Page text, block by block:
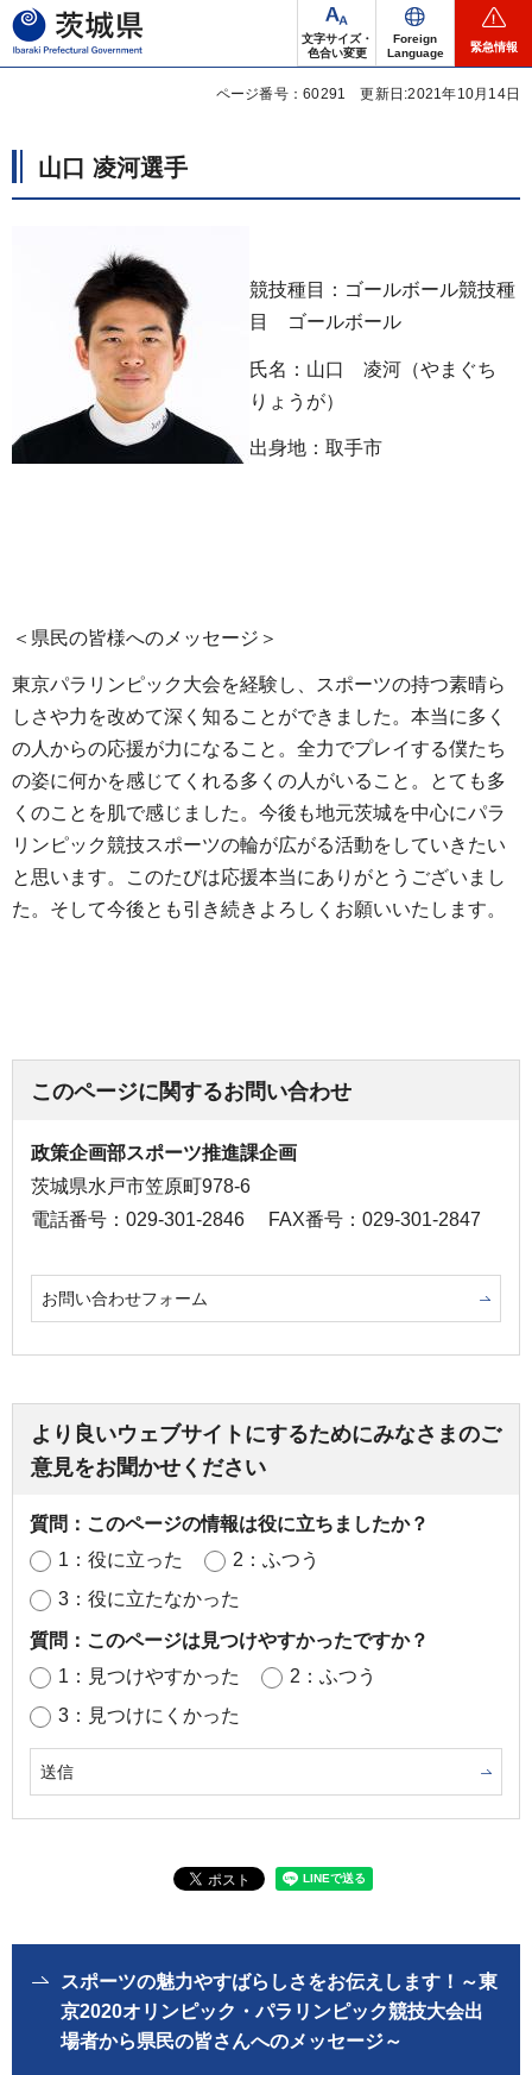
茨城県
文字サイズ・
色合い変更
Foreign
Language
緊急情報
ページ番号：60291 更新日:2021年10月14日
山口 凌河選手
競技種目：ゴールボール競技種
目 ゴールボール
氏名：山口 凌河（やまぐち
りょうが）
出身地：取手市
＜県民の皆様へのメッセージ＞
東京パラリンピック大会を経験し、スポーツの持つ素晴ら
しさや力を改めて深く知ることができました。本当に多く
の人からの応援が力になること。全力でプレイする僕たち
の姿に何かを感じてくれる多くの人がいること。とても多
くのことを肌で感じました。今後も地元茨城を中心にパラ
リンピック競技スポーツの輪が広がる活動をしていきたい
と思います。このたびは応援本当にありがとうございまし
た。そして今後とも引き続きよろしくお願いいたします。
このページに関するお問い合わせ
政策企画部スポーツ推進課企画
茨城県水戸市笠原町978-6
電話番号：029-301-2846
FAX番号：029-301-2847
お問い合わせフォーム
より良いウェブサイトにするためにみなさまのご
意見をお聞かせください
質問：このページの情報は役に立ちましたか？
1：役に立った
2：ふつう
3：役に立たなかった
質問：このページは見つけやすかったですか？
1：見つけやすかった
2：ふつう
3：見つけにくかった
スポーツの魅力やすばらしさをお伝えします！～東
京2020オリンピック・パラリンピック競技大会出
場者から県民の皆さんへのメッセージ～